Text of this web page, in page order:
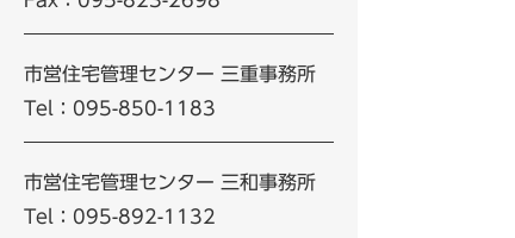
市営住宅管理センター 三重事務所
Tel：095-850-1183
市営住宅管理センター 三和事務所
Tel：095-892-1132